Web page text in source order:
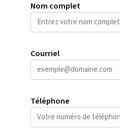
Nom complet
Courriel
Téléphone